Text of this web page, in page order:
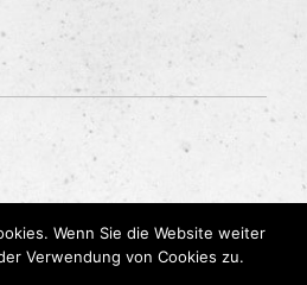
Wenn Sie die Website weiter
Verwendung von Cookies zu.